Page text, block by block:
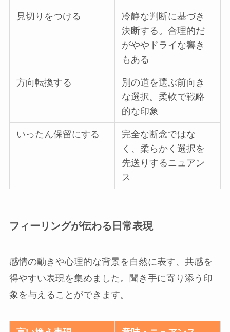
見切りをつける
冷静な判断に基づき
決断する。合理的だ
がややドライな響き
もある
方向転換する
別の道を選ぶ前向き
な選択。柔軟で戦略
的な印象
いったん保留にする
完全な断念ではな
く、柔らかく選択を
先送りするニュアン
ス
フィーリングが伝わる日常表現
感情の動きや心理的な背景を自然に表す、共感を
得やすい表現を集めました。聞き手に寄り添う印
象を与えることができます。